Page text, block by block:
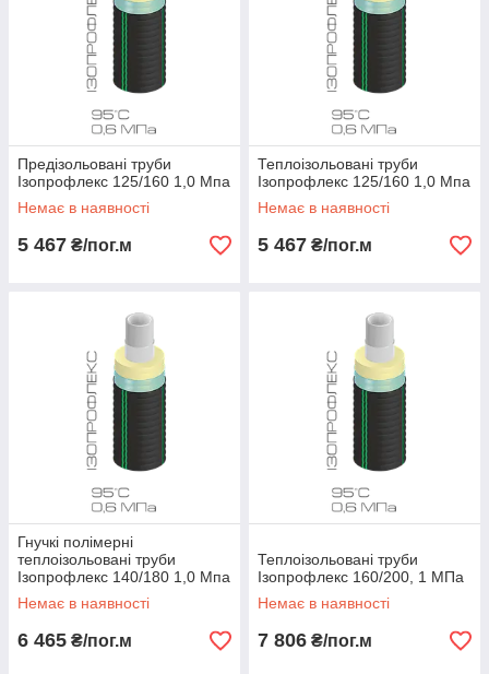
Предізольовані труби
Ізопрофлекс 125/160 1,0 Мпа
Немає в наявності
5 467 ₴/пог.м
Теплоізольовані труби
Ізопрофлекс 125/160 1,0 Мпа
Немає в наявності
5 467 ₴/пог.м
Гнучкі полімерні
теплоізольовані труби
Ізопрофлекс 140/180 1,0 Мпа
Немає в наявності
6 465 ₴/пог.м
Теплоізольовані труби
Ізопрофлекс 160/200, 1 МПа
Немає в наявності
7 806 ₴/пог.м